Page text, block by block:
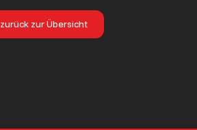
zurück zur Übersicht